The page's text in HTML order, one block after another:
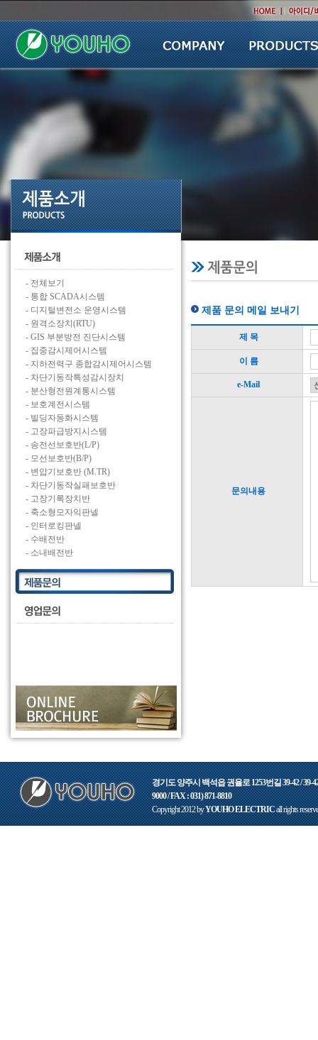
CI소개
제품소개
제품소개
- 전체보기
- 통합 SCADA시스템
- 디지털변전소 운영시스템
- 원격소장치(RTU)
- GIS 부분방전 진단시스템
- 집중감시제어시스템
- 지하전력구 종합감시제어시스템
- 차단기동작특성감시장치
- 분산형전원계통시스템
- 보호계전시스템
- 빌딩자동화시스템
- 고장파급방지시스템
- 송전선보호반(L/P)
- 모선보호반(B/P)
- 변압기보호반 (M.TR)
- 차단기동작실패보호반
- 고장기록장치반
- 축소형모자익판넬
- 인터로킹판넬
- 수배전반
- 소내배전반
제품 문의 메일 보내기
제 목
이 름
e-Mail
문의내용
경기도 양주시 백석읍 권율로 1253번길 39-42 /
9000 / FAX : 031) 871-8810
Copyright 2012 byYOUHO ELECTRICall rights